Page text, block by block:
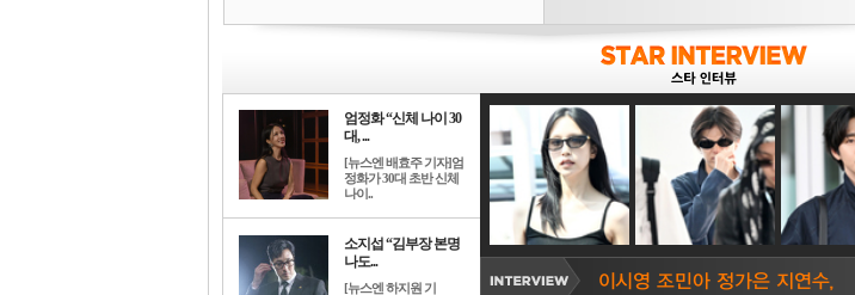
엄정화 “신체 나이 30
대, ...
[뉴스엔 배효주 기자]엄
정화가 30대 초반 신체
나이..
소지섭 “김부장 본명
나도...
[뉴스엔 하지원 기